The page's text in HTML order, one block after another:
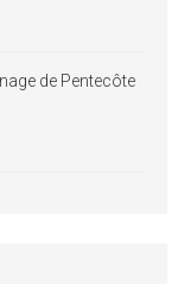
de Pentecôte